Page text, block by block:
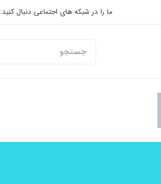
ما را در شبکه های اجتماعی دنبال کنید: